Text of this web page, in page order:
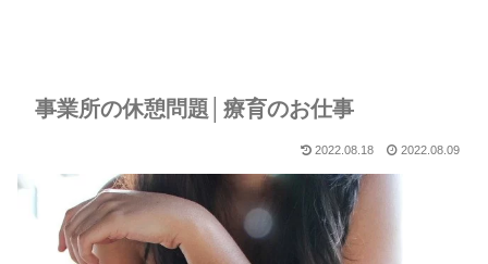
事業所の休憩問題│療育のお仕事
2022.08.18 2022.08.09